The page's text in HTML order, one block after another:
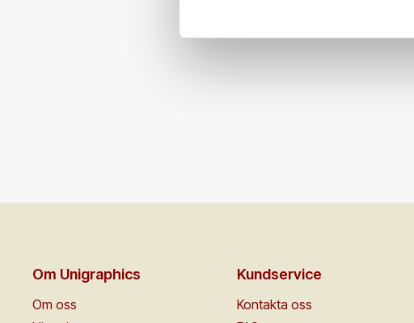
Om Unigraphics
Om oss
Kundservice
Kontakta oss